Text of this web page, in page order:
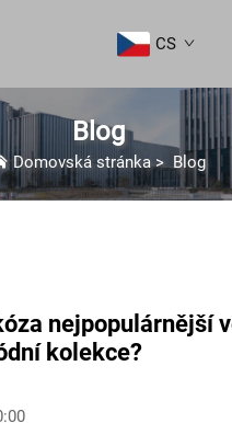
CS
Blog
Domovská stránka> Blog
nejpopulárnější
kolekce?